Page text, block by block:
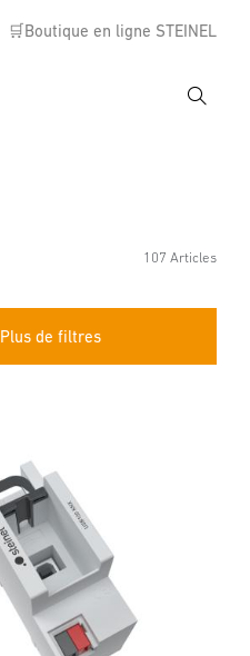
🛒Boutique en ligne STEINEL
107 Articles
Plus de filtres